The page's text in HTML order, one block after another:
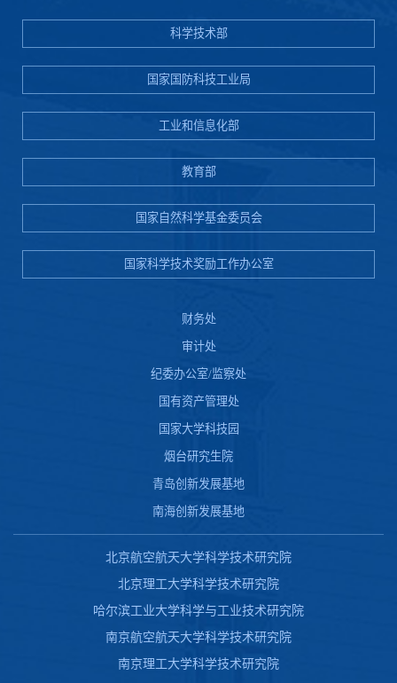
科学技术部
国家国防科技工业局
工业和信息化部
教育部
国家自然科学基金委员会
国家科学技术奖励工作办公室
财务处
审计处
纪委办公室/监察处
国有资产管理处
国家大学科技园
烟台研究生院
青岛创新发展基地
南海创新发展基地
北京航空航天大学科学技术研究院
北京理工大学科学技术研究院
哈尔滨工业大学科学与工业技术研究院
南京航空航天大学科学技术研究院
南京理工大学科学技术研究院